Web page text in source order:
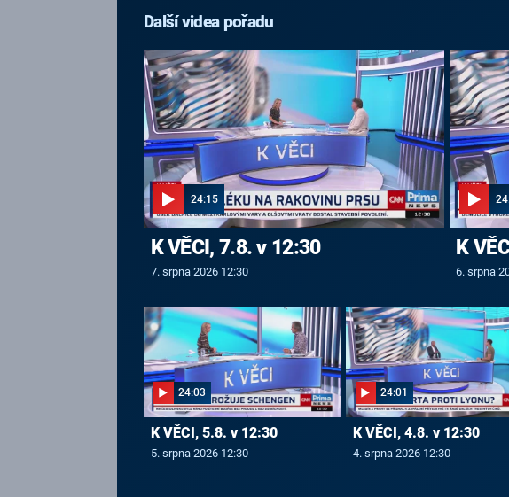
Další videa pořadu
24:15
K VĚCI, 7.8. v 12:30
7. srpna 2026 12:30
K
6. srpna
24:03
K VĚCI, 5.8. v 12:30
5. srpna 2026 12:30
24:01
K VĚCI, 4.8. v 12:30
4. srpna 2026 12:30